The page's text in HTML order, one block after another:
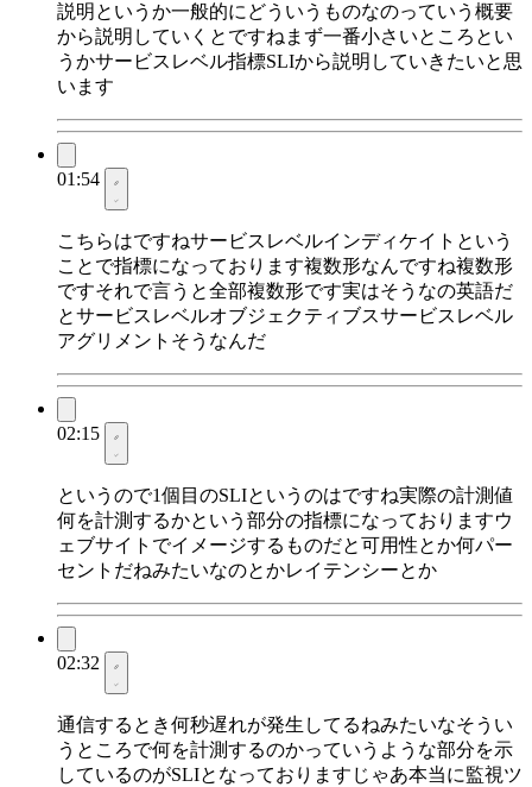
説明というか一般的にどういうものなのっていう概要
から説明していくとですねまず一番小さいところとい
うかサービスレベル指標SLIから説明していきたいと思
います
01:54
こちらはですねサービスレベルインディケイトという
ことで指標になっております複数形なんですね複数形
ですそれで言うと全部複数形です実はそうなの英語だ
とサービスレベルオブジェクティブスサービスレベル
アグリメントそうなんだ
02:15
というので1個目のSLIというのはですね実際の計測値
何を計測するかという部分の指標になっておりますウ
ェブサイトでイメージするものだと可用性とか何パー
セントだねみたいなのとかレイテンシーとか
02:32
通信するとき何秒遅れが発生してるねみたいなそうい
うところで何を計測するのかっていうような部分を示
しているのがSLIとなっておりますじゃあ本当に監視ツ